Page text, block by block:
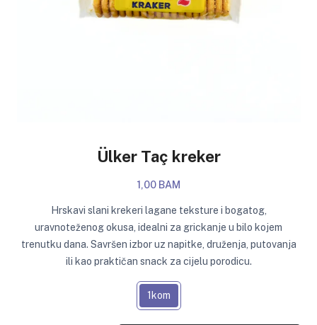
Ülker Taç kreker
1,00 BAM
Hrskavi slani krekeri lagane teksture i bogatog,
uravnoteženog okusa, idealni za grickanje u bilo kojem
trenutku dana. Savršen izbor uz napitke, druženja, putovanja
ili kao praktičan snack za cijelu porodicu.
1kom